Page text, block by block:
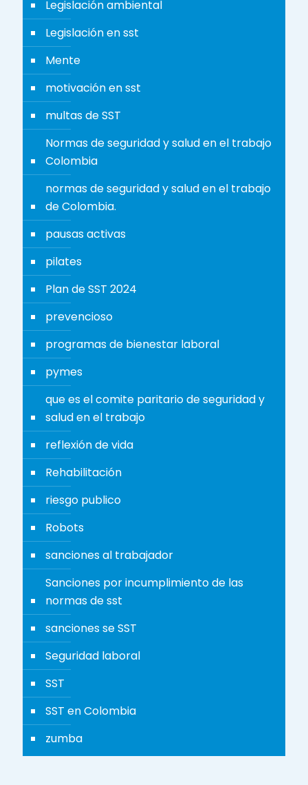
Legislación ambiental
Legislación en sst
Mente
motivación en sst
multas de SST
Normas de seguridad y salud en el trabajo
Colombia
normas de seguridad y salud en el trabajo
de Colombia.
pausas activas
pilates
Plan de SST 2024
prevencioso
programas de bienestar laboral
pymes
que es el comite paritario de seguridad y
salud en el trabajo
reflexión de vida
Rehabilitación
riesgo publico
Robots
sanciones al trabajador
Sanciones por incumplimiento de las
normas de sst
sanciones se SST
Seguridad laboral
SST
SST en Colombia
zumba